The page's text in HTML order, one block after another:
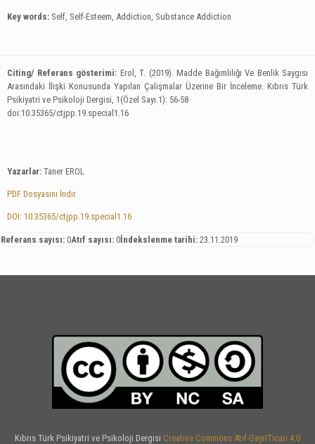
Key words: Self, Self-Esteem, Addiction, Substance Addiction
Citing/ Referans gösterimi: Erol, T. (2019). Madde Bağımlılığı Ve Benlik Saygısı
Arasındaki İlişki Konusunda Yapılan Çalışmalar Üzerine Bir İnceleme. Kıbrıs Türk
Psikiyatri ve Psikoloji Dergisi, 1(Özel Sayı.1): 56-58
doi:10.35365/ctjpp.19.special1.16
Yazarlar: Taner EROL
PDF Dosyasını İndir
DOI: 10.35365/ctjpp.19.special1.16
Referans sayısı: 0Atıf sayısı: 0İndekslenme tarihi: 23.11.2019
Kıbrıs Türk Psikiyatri ve Psikoloji Dergisi Creative Commons Atıf-GayriTicari 4.0